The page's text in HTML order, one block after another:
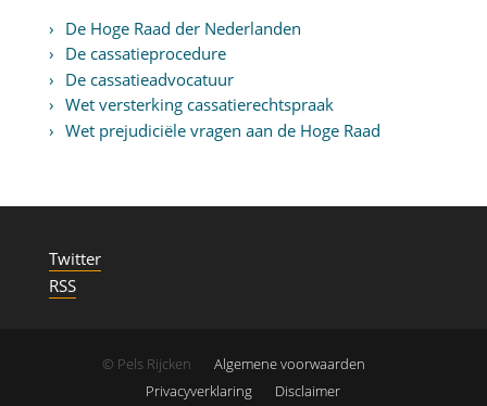
De Hoge Raad der Nederlanden
De cassatieprocedure
De cassatieadvocatuur
Wet versterking cassatierechtspraak
Wet prejudiciële vragen aan de Hoge Raad
Twitter
RSS
© Pels Rijcken
Algemene voorwaarden
Privacyverklaring
Disclaimer